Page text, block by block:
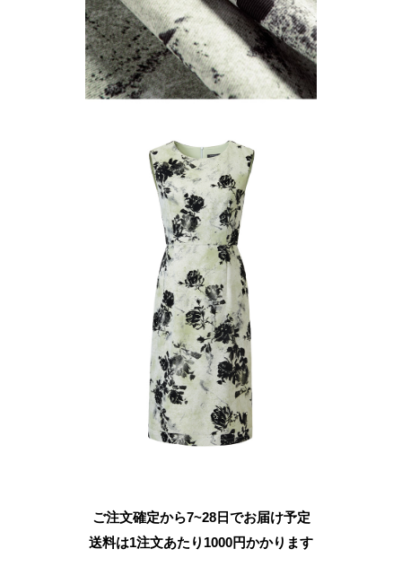
ご注文確定から7~28日でお届け予定
送料は1注文あたり 1000円かかります